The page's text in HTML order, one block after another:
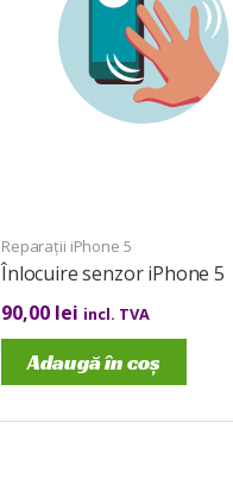
Reparații iPhone 5
Înlocuire senzor iPhone 5
90,00 lei incl. TVA
Adaugă în coș